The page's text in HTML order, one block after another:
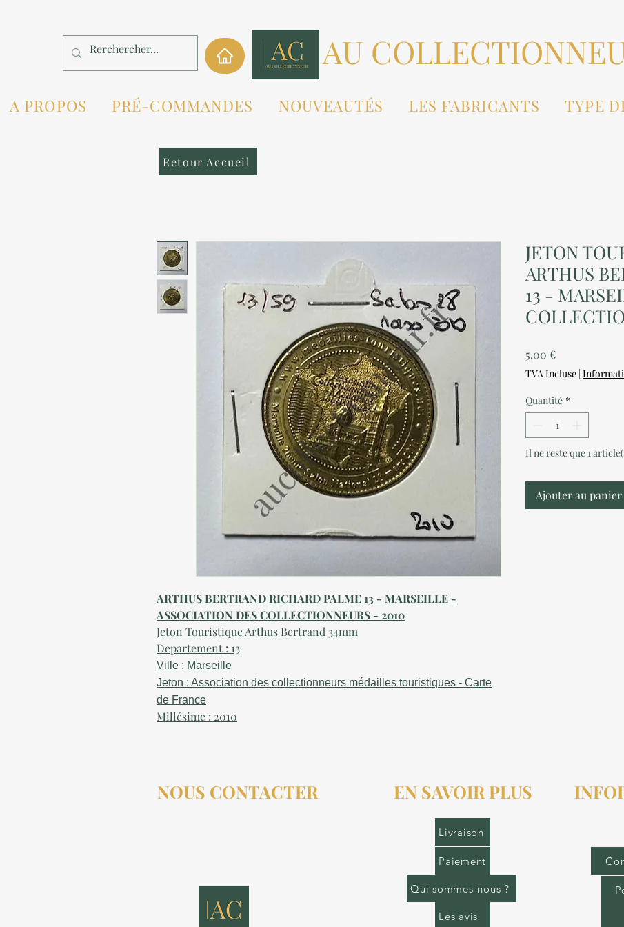
AU
A PROPOS PRÉ-COMMANDES NOUVEAUTÉS LES FABRICANTS TYPE
ARTHUS BERTRAND RICHARD PALME 13 - MARSEILLE -
ASSOCIATION DES COLLECTIONNEURS - 2010
Jeton Touristique Arthus Bertrand 34mm
Departement : 13
Ville : Marseille
Jeton : Association des collectionneurs médailles touristiques - Carte
de France
Millésime : 2010
JETON
ARTHUS
13 -
5,00 €Prix
TVA Incluse |
Quantité *
Il ne reste que 1
Ajouter au panier
Retour Accueil
NOUS CONTACTER EN SAVOIR PLUS
Livraison
Paiement
Qui sommes-nous ?
Les avis